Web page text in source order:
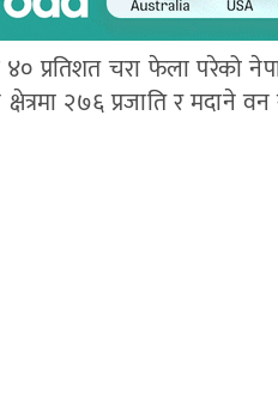
४० प्रतिशत चरा फेला
२७६ प्रजाति र मदाने